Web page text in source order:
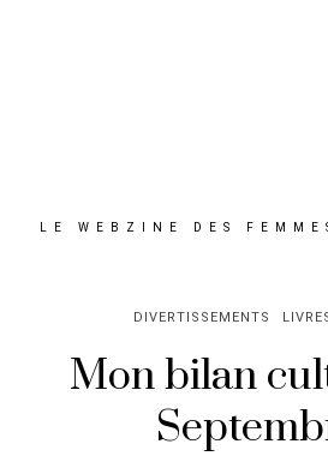
LE WEBZINE DES
DIVERTISSEMENTS
Mon bilan